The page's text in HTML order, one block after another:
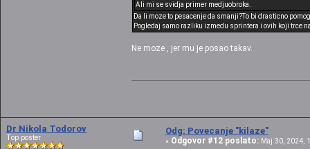
Ali mi se svidja primer medjuobroka.
Da li moze to pesacenje da smanji?To bi drasticno
Pogledaj samo razliku izmedu sprintera i ovih koji trce
Ne moze , jer mu je posao takav.
Dr Nikola Todorov
Top poster
Odg: Povecanje "kilaze"
« Odgovor #12 poslato: Maj 30, 2024,